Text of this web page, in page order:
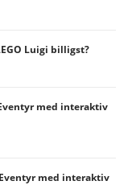
Luigi billigst?
med interaktiv
med interaktiv